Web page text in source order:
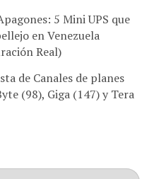
5 Mini UPS que
en Venezuela
Real)
de Canales de planes
(98), Giga (147) y Tera